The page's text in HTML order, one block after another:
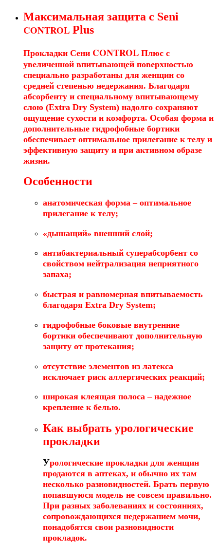
Максимальная защита с Seni
CONTROL Plus
Прокладки Сени CONTROL Плюс с
увеличенной впитывающей поверхностью
специально разработаны для женщин со
средней степенью недержания. Благодаря
абсорбенту и специальному впитывающему
слою (Extra Dry System) надолго сохраняют
ощущение сухости и комфорта. Особая форма и
дополнительные гидрофобные бортики
обеспечивает оптимальное прилегание к телу и
эффективную защиту и при активном образе
жизни.
Особенности
анатомическая форма – оптимальное
прилегание к телу;
«дышащий» внешний слой;
антибактериальный суперабсорбент со
свойством нейтрализация неприятного
запаха;
быстрая и равномерная впитываемость
благодаря Extra Dry System;
гидрофобные боковые внутренние
бортики обеспечивают дополнительную
защиту от протекания;
отсутствие элементов из латекса
исключает риск аллергических реакций;
широкая клеящая полоса – надежное
крепление к белью.
Как выбрать урологические
прокладки
Урологические прокладки для женщин
продаются в аптеках, и обычно их там
несколько разновидностей. Брать первую
попавшуюся модель не совсем правильно.
При разных заболеваниях и состояниях,
сопровождающихся недержанием мочи,
понадобятся свои разновидности
прокладок.